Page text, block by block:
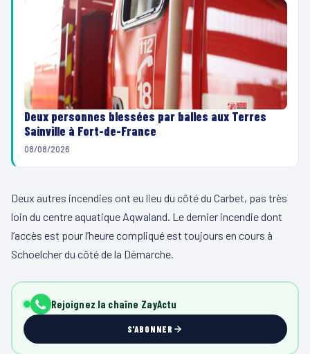
Deux personnes blessées par balles aux Terres
Sainville à Fort-de-France
08/08/2026
Deux autres incendies ont eu lieu du côté du Carbet, pas très
loin du centre aquatique Aqwaland. Le dernier incendie dont
l’accès est pour l’heure compliqué est toujours en cours à
Schoelcher du côté de la Démarche.
Rejoignez la chaîne ZayActu
S'ABONNER